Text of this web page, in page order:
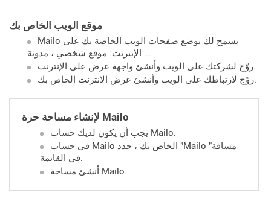
موقع الويب الخاص بك
Mailo يسمح لك بوضع صفحات الويب الخاصة بك على
الإنترنت: موقع شخصي ، مدونة ...
روّج لشركتك على الويب وأنشئ واجهة عرض على الإنترنت.
روّج لارتباطك على الويب وأنشئ عرض الإنترنت الخاص بك.
لإنشاء مساحة حرة Mailo
يجب أن يكون لديك حساب Mailo.
في حساب Mailo الخاص بك ، حدد "Mailo مسافة"
في القائمة.
أنشئ مساحة Mailo.